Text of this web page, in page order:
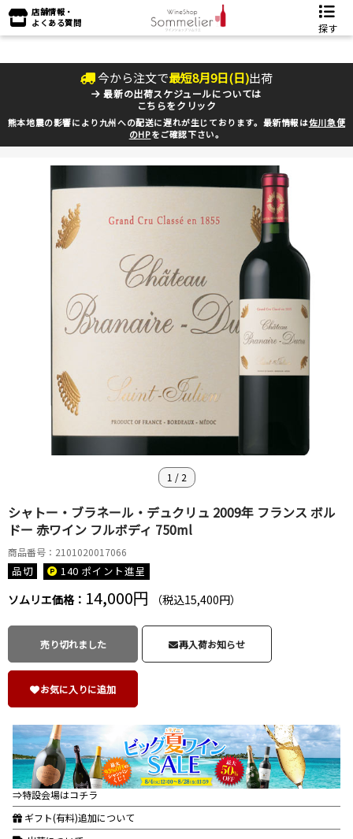
店舗情報・
よくある質問
探す
今から注文で最短8月9日(日)出荷
最新の出荷スケジュールについては
こちらをクリック
熊本地震の影響により九州への配送に遅れが生じております。最新情報は佐川急便
のHPをご確認下さい。
1 / 2
シャトー・ブラネール・デュクリュ 2009年 フランス ボル
ドー 赤ワイン フルボディ 750ml
商品番号：2101020017066
品切 140 ポイント進呈
ソムリエ価格： 14,000円 （税込15,400円）
売り切れました 再入荷お知らせ
お気に入りに追加
⇒特設会場はコチラ
ギフト(有料)追加について